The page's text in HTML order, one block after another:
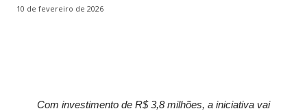
10 de fevereiro de 2026
Com investimento de R$ 3,8 milhões, a iniciativa vai